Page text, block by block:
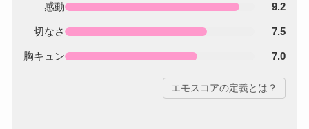
感動 9.2
切なさ 7.5
胸キュン 7.0
エモスコアの定義とは？